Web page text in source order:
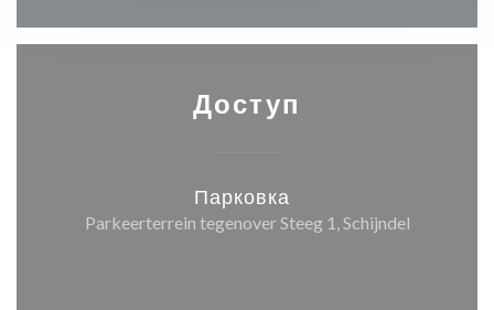
Доступ
Парковка
Parkeerterrein tegenover Steeg 1, Schijndel